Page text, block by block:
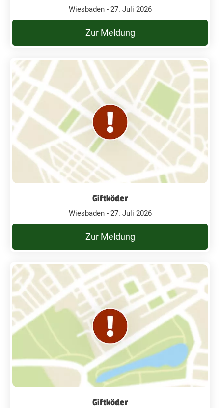
Wiesbaden - 27. Juli 2026
Zur Meldung
Giftköder
Wiesbaden - 27. Juli 2026
Zur Meldung
Giftköder